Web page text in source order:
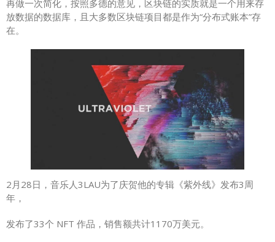
再做一次简化，按照多德的意见，区块链的实质就是一个用来存
放数据的数据库，且大多数区块链项目都是作为“分布式账本”存
在。
2月28日，音乐人3LAU为了庆贺他的专辑《紫外线》发布3周
年，
发布了33个 NFT 作品，销售额共计1170万美元。